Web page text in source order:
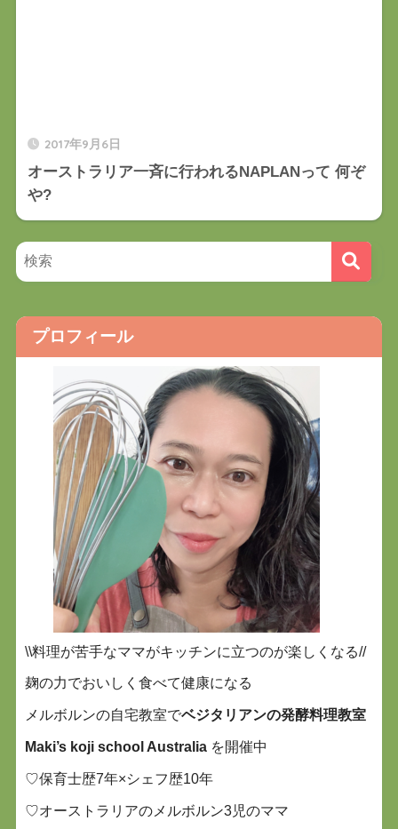
2017年9月6日
オーストラリア一斉に行われるNAPLANって 何ぞ
や?
プロフィール
\\料理が苦手なママがキッチンに立つのが楽しくなる//
麹の力でおいしく食べて健康になる
メルボルンの自宅教室でベジタリアンの発酵料理教室
Maki’s koji school Australiaを開催中
♡保育士歴7年×シェフ歴10年
♡オーストラリアのメルボルン3児のママ